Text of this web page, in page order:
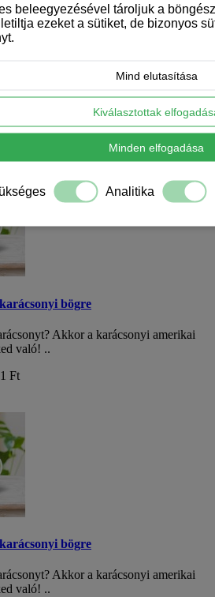
bögre
Akkor a karácsonyi amerikai
való! ..
Ft
bögre
Akkor a karácsonyi amerikai
való! ..
Ft
bögre
Akkor a karácsonyi amerikai
való! ..
beleegyezésével tároljuk a
ezeket a sütiket, de bizonyos
Mind elutasítása
Kiválasztottak
Minden elfogadása
Analitika